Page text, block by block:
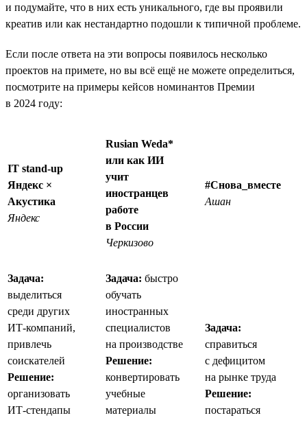
и подумайте, что в них есть уникального, где вы проявили
креатив или как нестандартно подошли к типичной проблеме.
Если после ответа на эти вопросы появилось несколько
проектов на примете, но вы всё ещё не можете определиться,
посмотрите на примеры кейсов номинантов Премии
в 2024 году:
IT stand-up
Яндекс ×
Акустика
Яндекс
Rusian Weda*
или как ИИ
учит
иностранцев
работе
в России
Черкизово
#Снова_вместе
Ашан
Задача:
выделиться
среди других
ИТ-компаний,
привлечь
соискателей
Решение:
организовать
ИТ-стендапы
Задача: быстро
обучать
иностранных
специалистов
на производстве
Решение:
конвертировать
учебные
материалы
Задача:
справиться
с дефицитом
на рынке труда
Решение:
постараться